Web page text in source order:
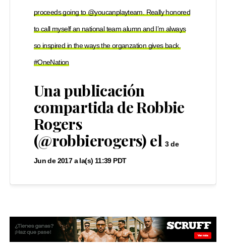
proceeds going to @youcanplayteam. Really honored
to call myself an national team alumn and I’m always
so inspired in the ways the organzation gives back.
#OneNation
Una publicación
compartida de Robbie
Rogers
(@robbierogers) el3 de
Jun de 2017 a la(s) 11:39 PDT